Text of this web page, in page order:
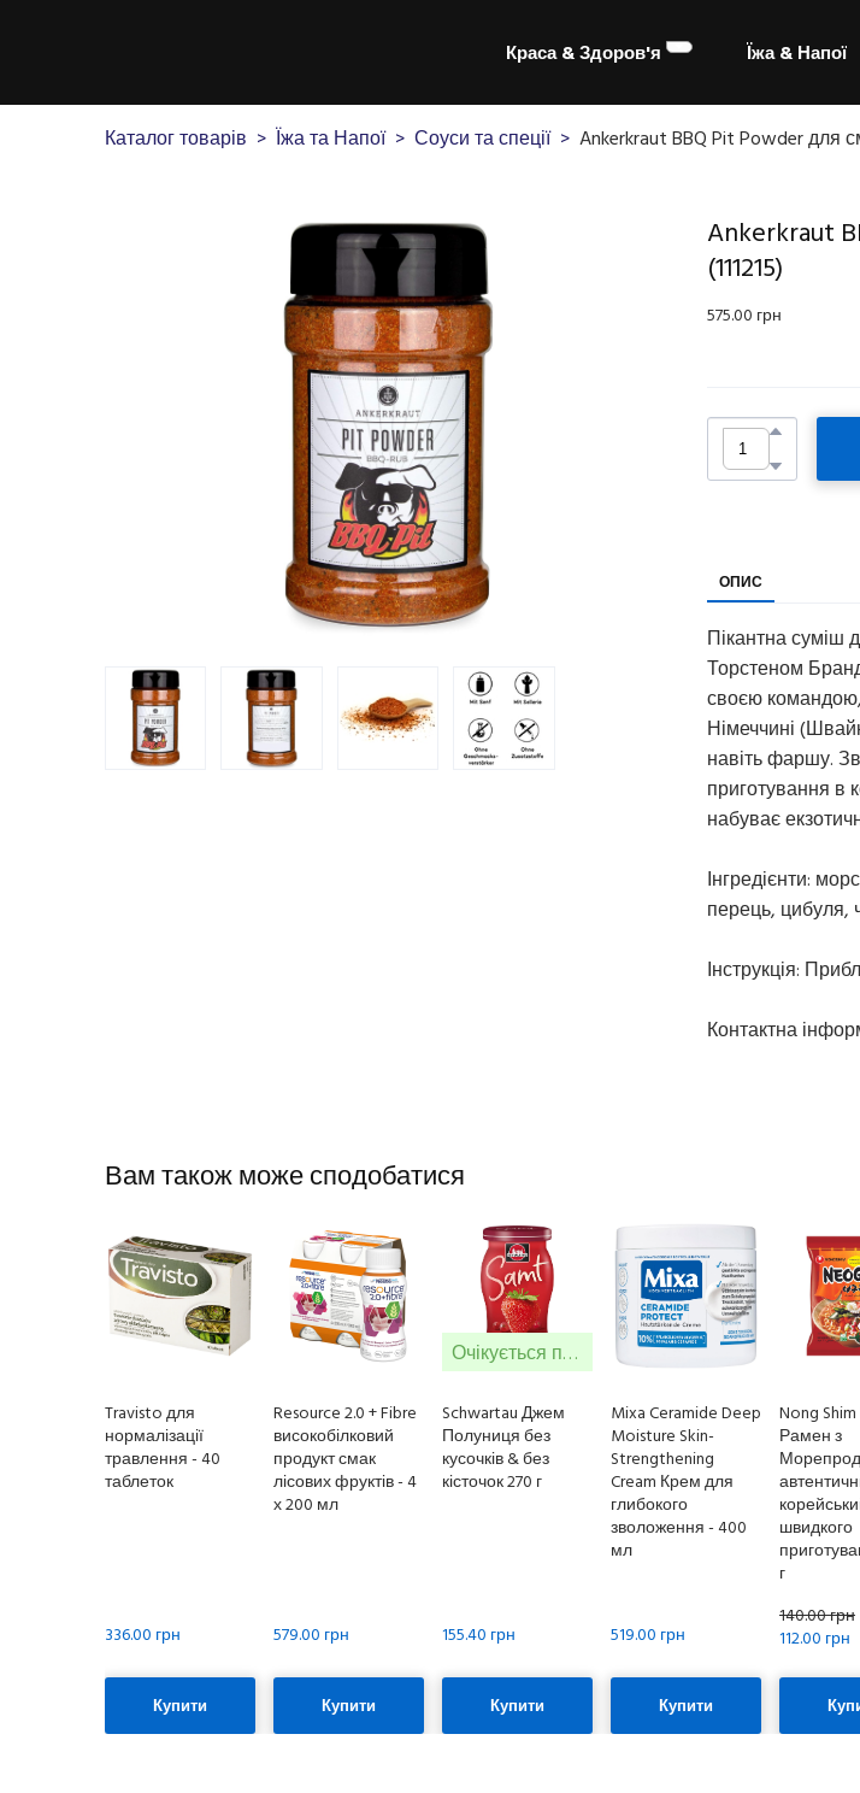
Краса & Здоров'я Їжа & Напої
Каталог товарів Їжа та Напої Соуси та спеції Ankerkraut BBQ Pit Powder для
Ankerkraut
(111215)
575.00 грн
ОПИС
Пікантна суміш
Торстеном
своєю командою,
Німеччині
навіть фаршу.
приготування в
набуває
Інгредієнти:
перець, цибуля,
Інструкція:
Контактна
Вам також може сподобатися
Travisto для
нормалізації
травлення - 40
таблеток
336.00 грн
Купити
Resource 2.0 + Fibre
високобілковий
продукт смак
лісових фруктів - 4
х 200 мл
579.00 грн
Купити
Очікується поставка
Schwartau Джем
Полуниця без
кусочків & без
кісточок 270 г
155.40 грн
Купити
Mixa Ceramide Deep
Moisture Skin-
Strengthening
Cream Крем для
глибокого
зволоження - 400
мл
519.00 грн
Купити
Nong
Рамен з
швидкого
г
140.00 грн
112.00 грн